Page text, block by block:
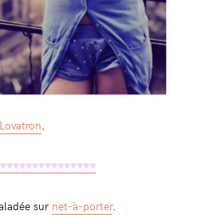
Lovatron
♥♥♥♥♥♥♥♥♥♥♥♥♥♥♥
sur net-à-porter.